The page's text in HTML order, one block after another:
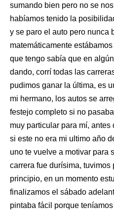
sumando bien pero no se
habíamos tenido la
y se paro el auto pero nunca
matemáticamente
que tengo sabía que en
dando, corrí todas las
pudimos ganar la última, es
mi hermano, los autos se
festejo completo si no
muy particular para mí,
si este no era mi ultimo año
uno te vuelve a motivar para
carrera fue durísima, tuvimos
principio, en un momento
finalizamos el sábado
pintaba fácil porque